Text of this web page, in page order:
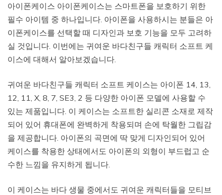
아이폰케이스 아이폰케이스는 스마트폰을 보호하기 위한
필수 아이템 중 하나입니다. 아이폰을 사용하시는 분들은 아
이폰케이스를 선택할 때 디자인과 보호 기능을 모두 고려하
실 것입니다. 이번에는 귀여운 바다친구들 캐릭터 소프트 케
이스에 대해서 알아보겠습니다.
귀여운 바다친구들 캐릭터 소프트 케이스는 아이폰 14, 13,
12, 11, X, 8, 7, SE3, 2 등 다양한 아이폰 모델에 사용할 수
있는 제품입니다. 이 케이스는 소프트한 실리콘 소재로 제작
되어 있어 휴대폰에 완벽하게 착용되며 손에 탁월한 그립감
을 제공합니다. 아이폰의 곡면에 딱 맞게 디자인되어 있어
케이스를 착용한 상태에서도 아이폰의 외형이 부드럽고 순
수한 느낌을 유지하게 됩니다.
이 케이스는 바다 생물 중에서도 귀여운 캐릭터들을 모티브